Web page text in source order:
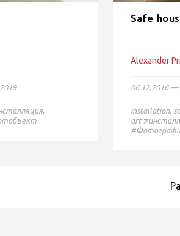
Safe
Alexander
06.12.2016 —
installation,
art